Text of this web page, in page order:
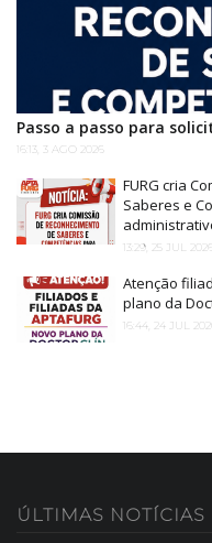
Passo a passo para
16:13, 3 AGO 2026
FURG cria
Saberes e
13:29, 25 JUL 2026
Atenção
plano da
16:44, 24 JUL
ÚLTIMAS NOTÍCIAS